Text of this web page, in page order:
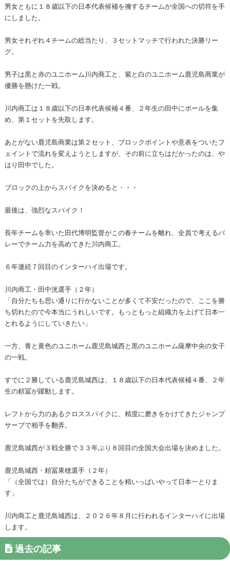
男女ともに１８歳以下の日本代表候補を擁するチームが全国への切符を手
にしました。
男女それぞれ４チームの総当たり、３セットマッチで行われた決勝リー
グ。
男子は黒と赤のユニホーム川内商工と、紫と白のユニホーム鹿児島商業が
優勝を懸けた一戦。
川内商工は１８歳以下の日本代表候補４番、２年生の田中にボールを集
め、第１セットを先取します。
あとがない鹿児島商業は第２セット、ブロックポイントや意表をついたフ
ェイントで流れを変えようとしますが、その前に立ちはだかったのは、や
はり田中でした。
ブロックの上からスパイクを決めると・・・
最後は、強烈なスパイク！
長年チームを率いた田代博明監督がこの春チームを離れ、全員で考えるバ
レーでチーム力を高めてきた川内商工。
６年連続７回目のインターハイ出場です。
川内商工・田中洸選手（２年）
「自分たちも思い通りに行かないことが多くて不安だったので、ここを勝
ち切れたので今本当にうれしいです。もっともっと組織力を上げて日本一
とれるようにしていきたい」
一方、青と黄色のユニホーム鹿児島城西と黒のユニホーム薩摩中央の女子
の一戦。
すでに２勝している鹿児島城西は、１８歳以下の日本代表候補４番、２年
生の頼冨が躍動します。
レフトから力のあるクロススパイクに、精度に磨きをかけてきたジャンプ
サーブで相手を翻弄。
鹿児島城西が３戦全勝で３３年ぶり８回目の全国大会出場を決めました。
鹿児島城西・頼冨果穂選手（２年）
「（全国では）自分たちができることを精いっぱいやって日本一とりま
す」
川内商工と鹿児島城西は、２０２６年８月に行われるインターハイに出場
します。
過去の記事